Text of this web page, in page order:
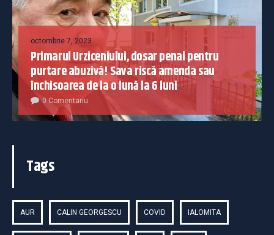
octombrie 7, 2023
Primarul Urziceniului, dosar penal pentru
purtare abuzivă! Sava riscă amenda sau
închisoarea de la o lună la 6 luni
0 Comentariu
Tags
AUR CALIN GEORGESCU COVID IALOMITA